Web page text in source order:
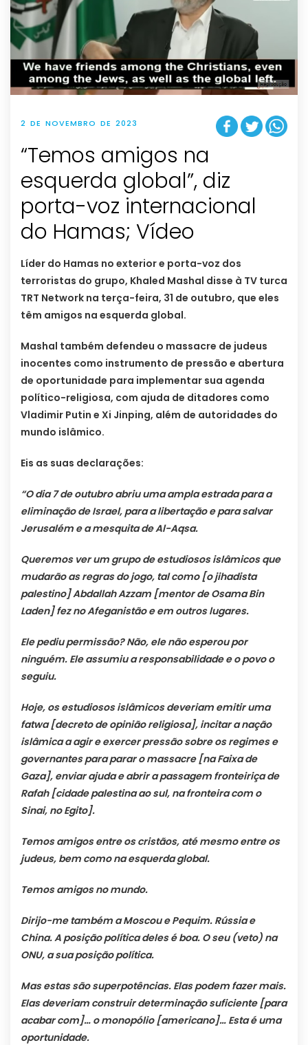
2 DE NOVEMBRO DE 2023
“Temos amigos na
esquerda global”, diz
porta-voz internacional
do Hamas; Vídeo
Líder do Hamas no exterior e porta-voz dos
terroristas do grupo, Khaled Mashal disse à TV turca
TRT Network na terça-feira, 31 de outubro, que eles
têm amigos na esquerda global.
Mashal também defendeu o massacre de judeus
inocentes como instrumento de pressão e abertura
de oportunidade para implementar sua agenda
político-religiosa, com ajuda de ditadores como
Vladimir Putin e Xi Jinping, além de autoridades do
mundo islâmico.
Eis as suas declarações:
“O dia 7 de outubro abriu uma ampla estrada para a
eliminação de Israel, para a libertação e para salvar
Jerusalém e a mesquita de Al-Aqsa.
Queremos ver um grupo de estudiosos islâmicos que
mudarão as regras do jogo, tal como [o jihadista
palestino] Abdallah Azzam [mentor de Osama Bin
Laden] fez no Afeganistão e em outros lugares.
Ele pediu permissão? Não, ele não esperou por
ninguém. Ele assumiu a responsabilidade e o povo o
seguiu.
Hoje, os estudiosos islâmicos deveriam emitir uma
fatwa [decreto de opinião religiosa], incitar a nação
islâmica a agir e exercer pressão sobre os regimes e
governantes para parar o massacre [na Faixa de
Gaza], enviar ajuda e abrir a passagem fronteiriça de
Rafah [cidade palestina ao sul, na fronteira com o
Sinai, no Egito].
Temos amigos entre os cristãos, até mesmo entre os
judeus, bem como na esquerda global.
Temos amigos no mundo.
Dirijo-me também a Moscou e Pequim. Rússia e
China. A posição política deles é boa. O seu (veto) na
ONU, a sua posição política.
Mas estas são superpotências. Elas podem fazer mais.
Elas deveriam construir determinação suficiente [para
acabar com]… o monopólio [americano]… Esta é uma
oportunidade.